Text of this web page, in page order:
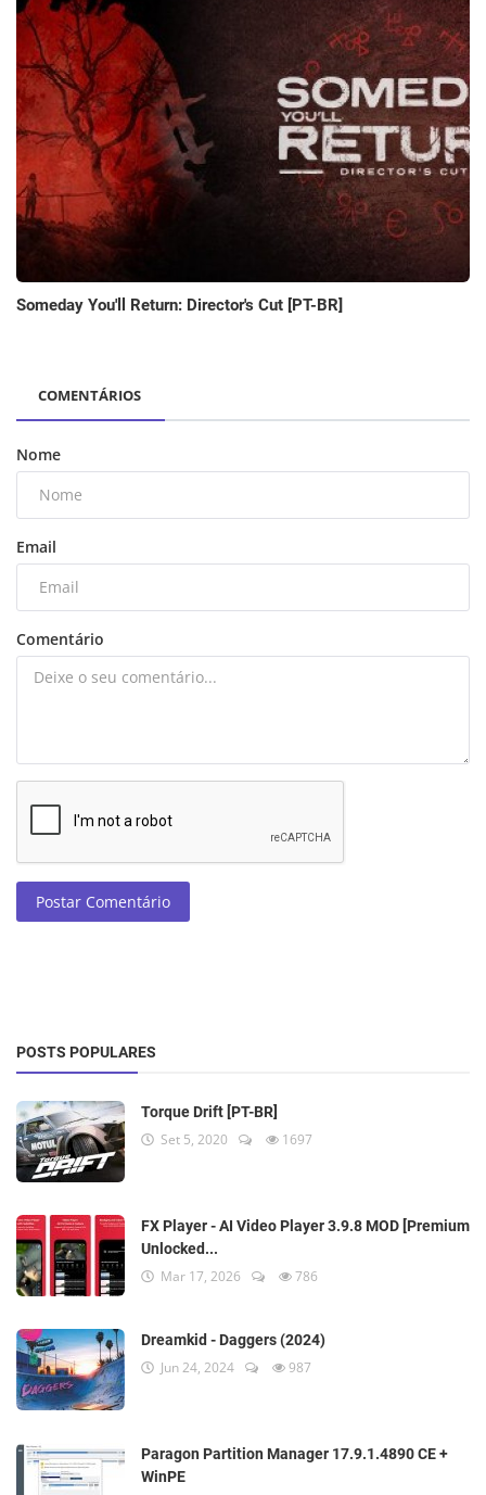
Someday You'll Return: Director's Cut [PT-BR]
COMENTÁRIOS
Nome
Email
Comentário
Postar Comentário
POSTS POPULARES
Torque Drift [PT-BR]
Set 5, 2020 1697
FX Player - AI Video Player 3.9.8 MOD [Premium
Unlocked...
Mar 17, 2026 786
Dreamkid - Daggers (2024)
Jun 24, 2024 987
Paragon Partition Manager 17.9.1.4890 CE +
WinPE